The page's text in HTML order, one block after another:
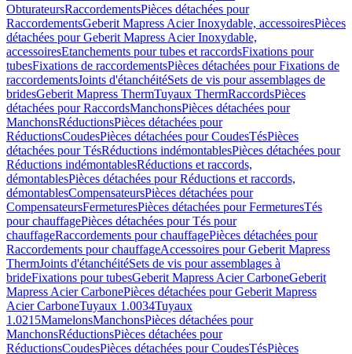
ObturateursRaccordementsPièces détachées pour
RaccordementsGeberit Mapress Acier Inoxydable, accessoiresPièces
détachées pour Geberit Mapress Acier Inoxydable,
accessoiresEtanchements pour tubes et raccordsFixations pour
tubesFixations de raccordementsPièces détachées pour Fixations de
raccordementsJoints d'étanchéitéSets de vis pour assemblages de
bridesGeberit Mapress ThermTuyaux ThermRaccordsPièces
détachées pour RaccordsManchonsPièces détachées pour
ManchonsRéductionsPièces détachées pour
RéductionsCoudesPièces détachées pour CoudesTésPièces
détachées pour TésRéductions indémontablesPièces détachées pour
Réductions indémontablesRéductions et raccords,
démontablesPièces détachées pour Réductions et raccords,
démontablesCompensateursPièces détachées pour
CompensateursFermeturesPièces détachées pour FermeturesTés
pour chauffagePièces détachées pour Tés pour
chauffageRaccordements pour chauffagePièces détachées pour
Raccordements pour chauffageAccessoires pour Geberit Mapress
ThermJoints d'étanchéitéSets de vis pour assemblages à
brideFixations pour tubesGeberit Mapress Acier CarboneGeberit
Mapress Acier CarbonePièces détachées pour Geberit Mapress
Acier CarboneTuyaux 1.0034Tuyaux
1.0215MamelonsManchonsPièces détachées pour
ManchonsRéductionsPièces détachées pour
RéductionsCoudesPièces détachées pour CoudesTésPièces